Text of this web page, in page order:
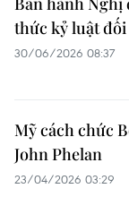
thức kỷ luật
30/06/2026 08:37
Mỹ cách chức
John Phelan
23/04/2026 03:29